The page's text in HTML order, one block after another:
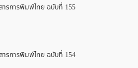
ารการพิมพ์ไทย ฉบับที่ 155
ารการพิมพ์ไทย ฉบับที่ 154